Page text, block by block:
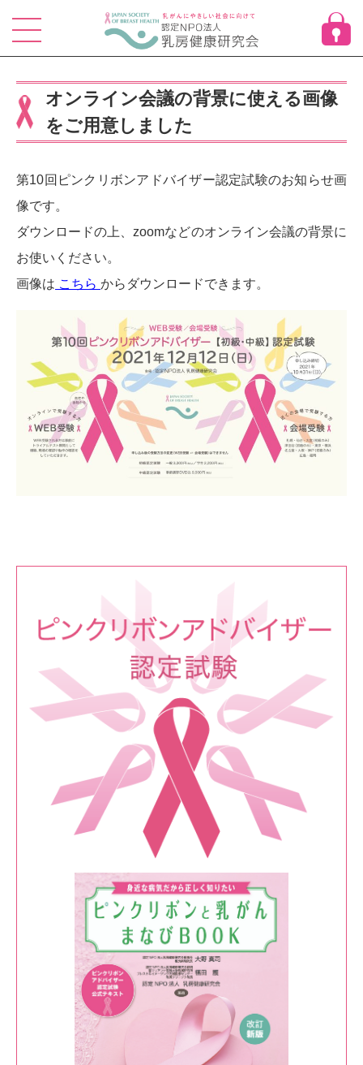
オンライン会議の背景に使える画像
をご用意しました
第10回ピンクリボンアドバイザー認定試験のお知らせ画
像です。
ダウンロードの上、zoomなどのオンライン会議の背景に
お使いください。
画像は こちら からダウンロードできます。